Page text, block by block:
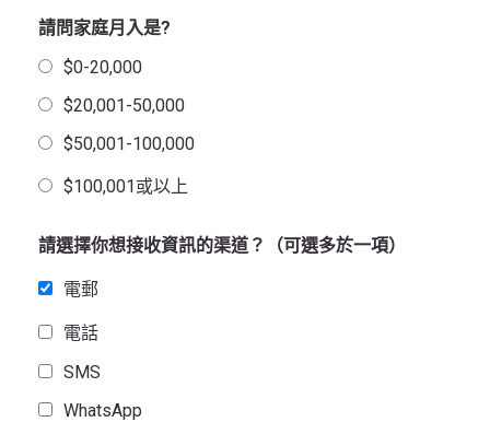
請問家庭月入是?
$0-20,000
$20,001-50,000
$50,001-100,000
$100,001或以上
請選擇你想接收資訊的渠道？（可選多於一項）
電郵
電話
SMS
WhatsApp